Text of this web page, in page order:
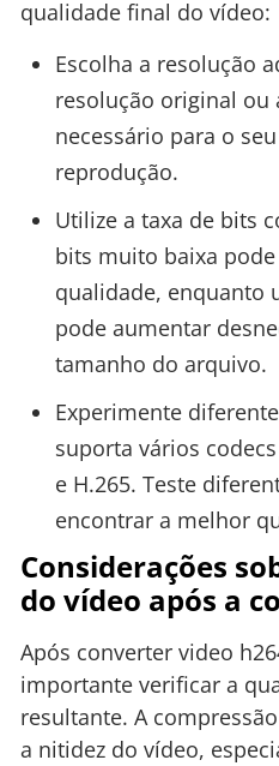
qualidade final do vídeo:
Escolha a resolução
resolução original ou
necessário para o
reprodução.
Utilize a taxa de bits
bits muito baixa
qualidade, enquanto
pode aumentar
tamanho do arquivo.
Experimente
suporta vários
e H.265. Teste
encontrar a melhor
Considerações
do vídeo após a
Após converter video
importante verificar a
resultante. A
a nitidez do vídeo,